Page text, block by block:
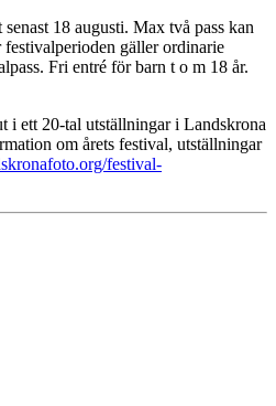
senast 18 augusti. Max två pass kan
gäller ordinarie
Fri entré för barn t o m 18 år.
i ett 20-tal utställningar i Landskrona
om årets festival, utställningar
festival-